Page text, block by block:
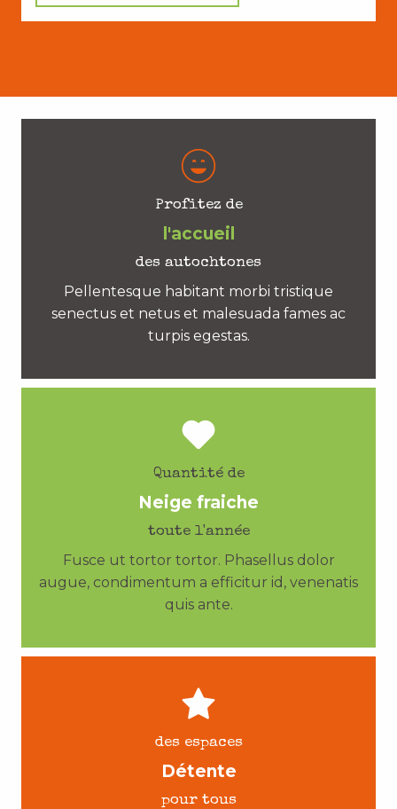
Profitez de
l'accueil
des autochtones
Pellentesque habitant morbi tristique
senectus et netus et malesuada fames ac
turpis egestas.
Quantité de
Neige fraiche
toute l'année
Fusce ut tortor tortor. Phasellus dolor
augue, condimentum a efficitur id, venenatis
quis ante.
des espaces
Détente
pour tous